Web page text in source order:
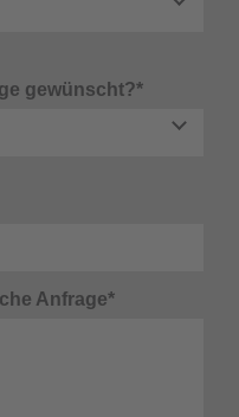
gewünscht?*
Anfrage*